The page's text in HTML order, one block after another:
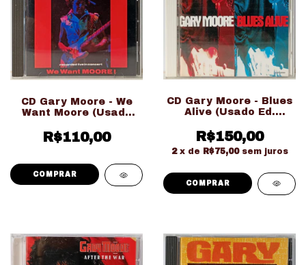
CD Gary Moore - We
Want Moore (Usado
R$110,00
CD Gary Moore - Blues
Alive (Usado Ed.
R$150,00
2 x de R$75,00 sem juros